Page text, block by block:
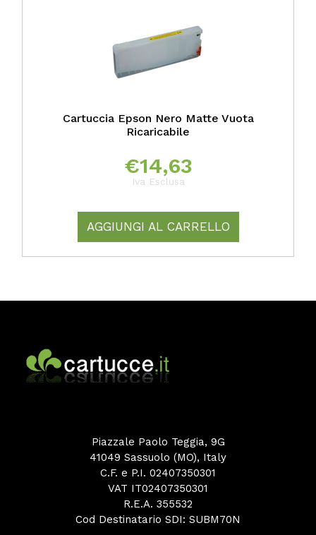
Cartuccia Epson Nero Matte Vuota
Ricaricabile
€14,63
Iva Esclusa
AGGIUNGI AL CARRELLO
Piazzale Paolo Teggia, 9G
41049 Sassuolo (MO), Italy
C.F. e P.I. 02407350301
VAT IT02407350301
R.E.A. 355532
Cod Destinatario SDI: SUBM70N